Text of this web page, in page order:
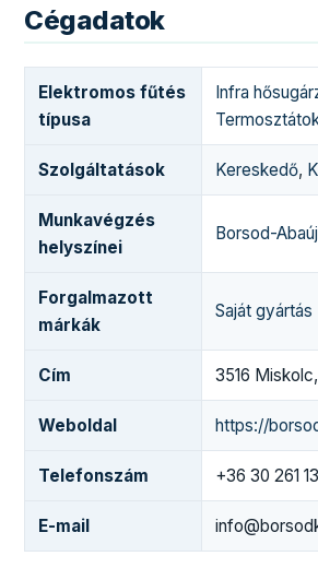
Cégadatok
Elektromos fűtés
típusa
Infra
Szolgáltatások Kereskedő,
Munkavégzés
helyszínei
Borsod-
Forgalmazott
márkák
Saját gyártás
Cím 3516
Weboldal https://
Telefonszám +36 30 261
E-mail